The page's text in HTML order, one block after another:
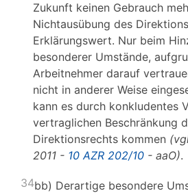
Zukunft keinen Gebrauch
Nichtausübung des
Erklärungswert. Nur beim
besonderer Umstände,
Arbeitnehmer darauf
nicht in anderer Weise
kann es durch konkludentes
vertraglichen Beschränkung
Direktionsrechts kommen
2011 - 10 AZR 202/10 - aaO).
34bb) Derartige besondere